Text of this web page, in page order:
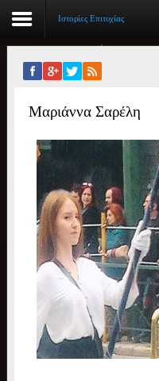
Αρχική
Βιογραφικό
Συγγραφικό έργο
Εργασίες
Ιστορίες Επιτυχίας
Επιτυχόντες
Διακρίσεις
«Μικρά Βιβλία»
Ο χώρος μας
Ιστορίες Επιτυχίας
Μαριάννα Σαρέλη